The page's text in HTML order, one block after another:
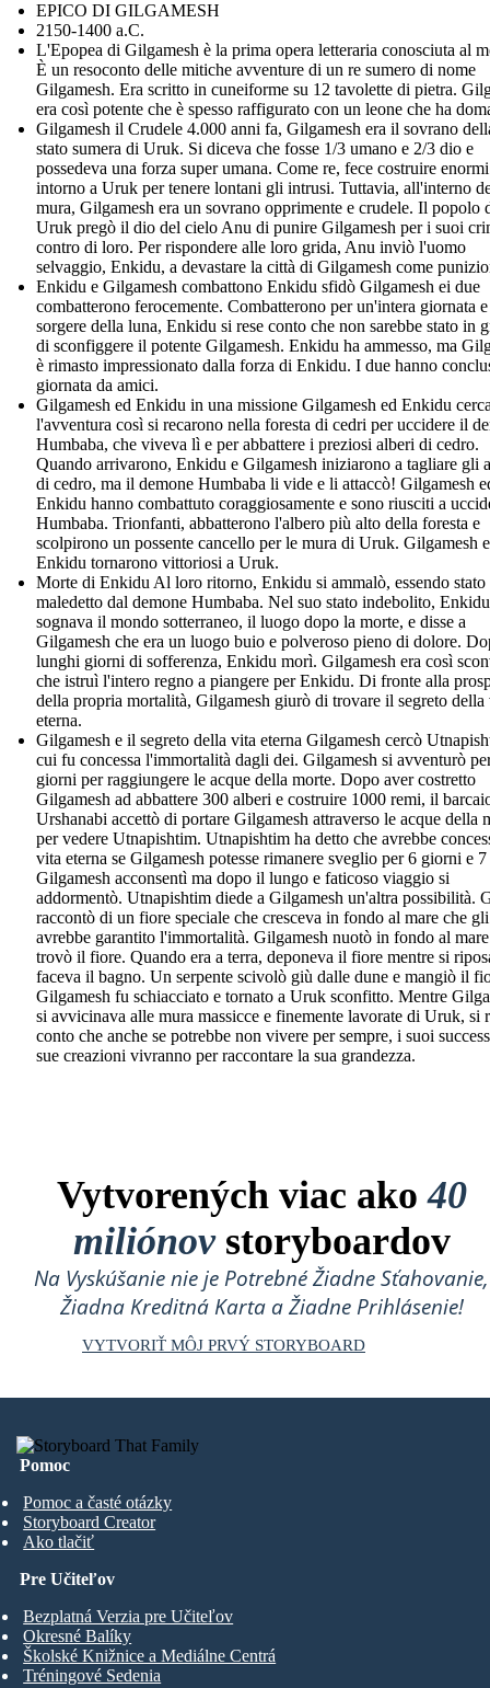
EPICO DI GILGAMESH
2150-1400 a.C.
L'Epopea di Gilgamesh è la prima opera letteraria conosciuta al
È un resoconto delle mitiche avventure di un re sumero di nome
Gilgamesh. Era scritto in cuneiforme su 12 tavolette di pietra.
era così potente che è spesso raffigurato con un leone che ha
Gilgamesh il Crudele 4.000 anni fa, Gilgamesh era il sovrano
stato sumera di Uruk. Si diceva che fosse 1/3 umano e 2/3 dio e
possedeva una forza super umana. Come re, fece costruire
intorno a Uruk per tenere lontani gli intrusi. Tuttavia, all'interno
mura, Gilgamesh era un sovrano opprimente e crudele. Il popolo
Uruk pregò il dio del cielo Anu di punire Gilgamesh per i suoi
contro di loro. Per rispondere alle loro grida, Anu inviò l'uomo
selvaggio, Enkidu, a devastare la città di Gilgamesh come
Enkidu e Gilgamesh combattono Enkidu sfidò Gilgamesh ei due
combatterono ferocemente. Combatterono per un'intera giornata
sorgere della luna, Enkidu si rese conto che non sarebbe stato in
di sconfiggere il potente Gilgamesh. Enkidu ha ammesso, ma
è rimasto impressionato dalla forza di Enkidu. I due hanno
giornata da amici.
Gilgamesh ed Enkidu in una missione Gilgamesh ed Enkidu
l'avventura così si recarono nella foresta di cedri per uccidere il
Humbaba, che viveva lì e per abbattere i preziosi alberi di cedro.
Quando arrivarono, Enkidu e Gilgamesh iniziarono a tagliare gli
di cedro, ma il demone Humbaba li vide e li attaccò! Gilgamesh
Enkidu hanno combattuto coraggiosamente e sono riusciti a
Humbaba. Trionfanti, abbatterono l'albero più alto della foresta e
scolpirono un possente cancello per le mura di Uruk. Gilgamesh
Enkidu tornarono vittoriosi a Uruk.
Morte di Enkidu Al loro ritorno, Enkidu si ammalò, essendo stato
maledetto dal demone Humbaba. Nel suo stato indebolito, Enkidu
sognava il mondo sotterraneo, il luogo dopo la morte, e disse a
Gilgamesh che era un luogo buio e polveroso pieno di dolore.
lunghi giorni di sofferenza, Enkidu morì. Gilgamesh era così
che istruì l'intero regno a piangere per Enkidu. Di fronte alla
della propria mortalità, Gilgamesh giurò di trovare il segreto della
eterna.
Gilgamesh e il segreto della vita eterna Gilgamesh cercò
cui fu concessa l'immortalità dagli dei. Gilgamesh si avventurò
giorni per raggiungere le acque della morte. Dopo aver costretto
Gilgamesh ad abbattere 300 alberi e costruire 1000 remi, il
Urshanabi accettò di portare Gilgamesh attraverso le acque della
per vedere Utnapishtim. Utnapishtim ha detto che avrebbe
vita eterna se Gilgamesh potesse rimanere sveglio per 6 giorni e
Gilgamesh acconsentì ma dopo il lungo e faticoso viaggio si
addormentò. Utnapishtim diede a Gilgamesh un'altra possibilità.
raccontò di un fiore speciale che cresceva in fondo al mare che gli
avrebbe garantito l'immortalità. Gilgamesh nuotò in fondo al
trovò il fiore. Quando era a terra, deponeva il fiore mentre si
faceva il bagno. Un serpente scivolò giù dalle dune e mangiò il
Gilgamesh fu schiacciato e tornato a Uruk sconfitto. Mentre
si avvicinava alle mura massicce e finemente lavorate di Uruk, si
conto che anche se potrebbe non vivere per sempre, i suoi
sue creazioni vivranno per raccontare la sua grandezza.
Vytvorených viac ako40
miliónovstoryboardov
Na Vyskúšanie nie je Potrebné Žiadne Sťahovanie,
Žiadna Kreditná Karta a Žiadne Prihlásenie!
VYTVORIŤ MÔJ PRVÝ STORYBOARD
Pomoc
Pomoc a časté otázky
Storyboard Creator
Ako tlačiť
Pre Učiteľov
Bezplatná Verzia pre Učiteľov
Okresné Balíky
Školské Knižnice a Mediálne Centrá
Tréningové Sedenia